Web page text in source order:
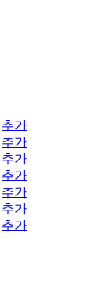
추가
추가
추가
추가
추가
추가
추가